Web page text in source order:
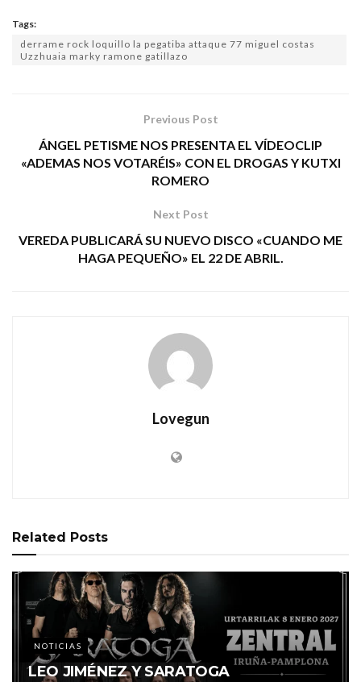
Tags:
derrame rock loquillo la pegatiba attaque 77 miguel costas
Uzzhuaia marky ramone gatillazo
Previous Post
ÁNGEL PETISME NOS PRESENTA EL VÍDEOCLIP
«ADEMAS NOS VOTARÉIS» CON EL DROGAS Y KUTXI
ROMERO
Next Post
VEREDA PUBLICARÁ SU NUEVO DISCO «CUANDO ME
HAGA PEQUEÑO» EL 22 DE ABRIL.
Lovegun
Related Posts
NOTICIAS
LEO JIMÉNEZ Y SARATOGA